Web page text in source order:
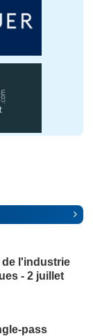
de l'industrie
- 2 juillet
pass